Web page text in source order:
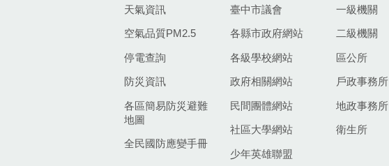
天氣資訊
空氣品質PM2.5
停電查詢
防災資訊
各區簡易防災避難
地圖
全民國防應變手冊
臺中市議會
各縣市政府網站
各級學校網站
政府相關網站
民間團體網站
社區大學網站
少年英雄聯盟
一級機關
二級機關
區公所
戶政事務所
地政事務所
衛生所